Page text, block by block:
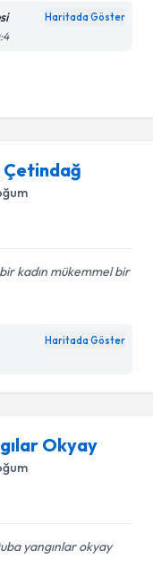
Haritada Göster
Çetindağ
kadın mükemmel bir
Haritada Göster
Okyay
yangınlar okyay